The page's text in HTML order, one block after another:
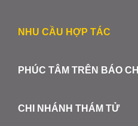
NHU CẦU HỢP TÁC
PHÚC TÂM TRÊN BÁO CHÍ
CHI NHÁNH THÁM TỬ